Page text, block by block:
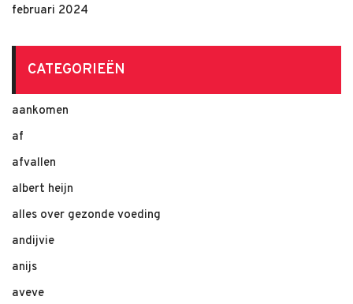
februari 2024
CATEGORIEËN
aankomen
af
afvallen
albert heijn
alles over gezonde voeding
andijvie
anijs
aveve